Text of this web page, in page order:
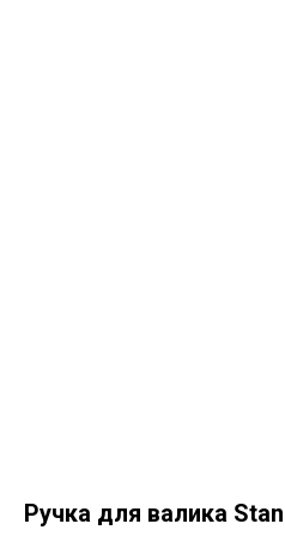
Ручка для валика